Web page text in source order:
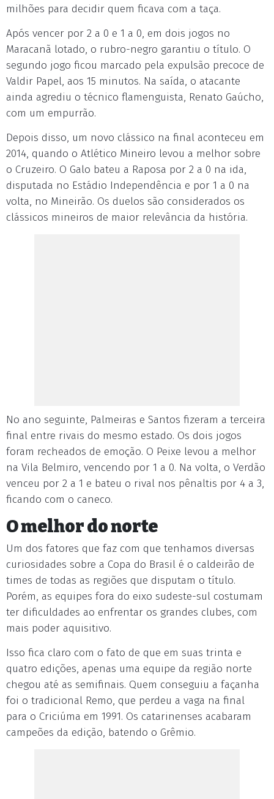
milhões para decidir quem ficava com a taça.
Após vencer por 2 a 0 e 1 a 0, em dois jogos no
Maracanã lotado, o rubro-negro garantiu o título. O
segundo jogo ficou marcado pela expulsão precoce de
Valdir Papel, aos 15 minutos. Na saída, o atacante
ainda agrediu o técnico flamenguista, Renato Gaúcho,
com um empurrão.
Depois disso, um novo clássico na final aconteceu em
2014, quando o Atlético Mineiro levou a melhor sobre
o Cruzeiro. O Galo bateu a Raposa por 2 a 0 na ida,
disputada no Estádio Independência e por 1 a 0 na
volta, no Mineirão. Os duelos são considerados os
clássicos mineiros de maior relevância da história.
No ano seguinte, Palmeiras e Santos fizeram a terceira
final entre rivais do mesmo estado. Os dois jogos
foram recheados de emoção. O Peixe levou a melhor
na Vila Belmiro, vencendo por 1 a 0. Na volta, o Verdão
venceu por 2 a 1 e bateu o rival nos pênaltis por 4 a 3,
ficando com o caneco.
O melhor do norte
Um dos fatores que faz com que tenhamos diversas
curiosidades sobre a Copa do Brasil é o caldeirão de
times de todas as regiões que disputam o título.
Porém, as equipes fora do eixo sudeste-sul costumam
ter dificuldades ao enfrentar os grandes clubes, com
mais poder aquisitivo.
Isso fica claro com o fato de que em suas trinta e
quatro edições, apenas uma equipe da região norte
chegou até as semifinais. Quem conseguiu a façanha
foi o tradicional Remo, que perdeu a vaga na final
para o Criciúma em 1991. Os catarinenses acabaram
campeões da edição, batendo o Grêmio.